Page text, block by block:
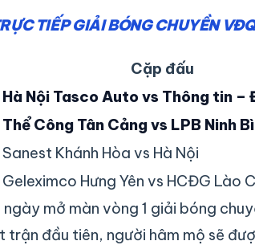
TIẾP GIẢI BÓNG CHUYỀN
Cặp đấu
Hà Nội Tasco Auto vs Thông tin –
Thể Công Tân Cảng vs LPB Ninh
Sanest Khánh Hòa vs Hà Nội
Geleximco Hưng Yên vs HCĐG Lào
mở màn vòng 1 giải bóng
trận đầu tiên, người hâm mộ sẽ